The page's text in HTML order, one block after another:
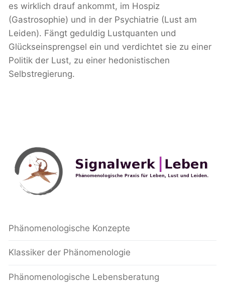
es wirklich drauf ankommt, im Hospiz
(Gastrosophie) und in der Psychiatrie (Lust am
Leiden). Fängt geduldig Lustquanten und
Glückseinsprengsel ein und verdichtet sie zu einer
Politik der Lust, zu einer hedonistischen
Selbstregierung.
Phänomenologische Konzepte
Klassiker der Phänomenologie
Phänomenologische Lebensberatung